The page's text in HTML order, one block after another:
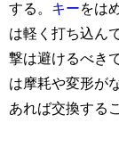
する。 キーをは
は軽く打ち込ん
撃は避けるべき
は摩耗や変形が
あれば交換する